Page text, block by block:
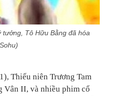
Tô Hữu Bằng đã hóa
Thiếu niên Trương Tam
Vân II, và nhiều phim cổ